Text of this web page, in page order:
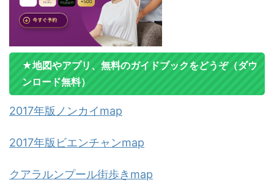
★地図やアプリ、無料のガイドブックをどうぞ（ダウ
ンロード無料）
2017年版ノンカイmap
2017年版ビエンチャンmap
クアラルンプール街歩きmap